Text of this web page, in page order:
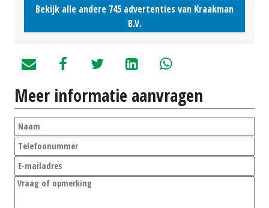
Bekijk alle andere 745 advertenties van Kraakman
B.V.
Meer informatie aanvragen